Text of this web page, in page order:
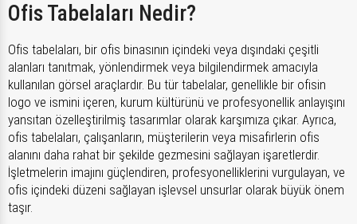
Ofis Tabelaları Nedir?
Ofis tabelaları, bir ofis binasının içindeki veya dışındaki çeşitli
alanları tanıtmak, yönlendirmek veya bilgilendirmek amacıyla
kullanılan görsel araçlardır. Bu tür tabelalar, genellikle bir ofisin
logo ve ismini içeren, kurum kültürünü ve profesyonellik anlayışını
yansıtan özelleştirilmiş tasarımlar olarak karşımıza çıkar. Ayrıca,
ofis tabelaları, çalışanların, müşterilerin veya misafirlerin ofis
alanını daha rahat bir şekilde gezmesini sağlayan işaretlerdir.
İşletmelerin imajını güçlendiren, profesyonelliklerini vurgulayan, ve
ofis içindeki düzeni sağlayan işlevsel unsurlar olarak büyük önem
taşır.